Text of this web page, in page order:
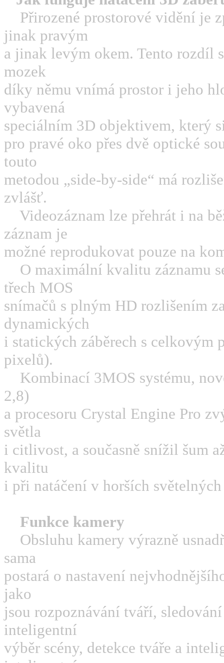
Přirozené prostorové vidění je
jinak pravým
a jinak levým okem. Tento rozdíl
mozek
díky němu vnímá prostor i jeho
vybavená
speciálním 3D objektivem, který
pro pravé oko přes dvě optické
touto
metodou „side-by-side“ má
zvlášť.
Videozáznam lze přehrát i na
záznam je
možné reprodukovat pouze na
O maximální kvalitu záznamu
třech MOS
snímačů s plným HD rozlišením
dynamických
i statických záběrech s celkovým
pixelů).
Kombinací 3MOS systému,
2,8)
a procesoru Crystal Engine Pro
světla
i citlivost, a současně snížil šum
kvalitu
i při natáčení v horších
Funkce kamery
Obsluhu kamery výrazně
sama
postará o nastavení
jako
jsou rozpoznávání tváří,
inteligentní
výběr scény, detekce tváře a